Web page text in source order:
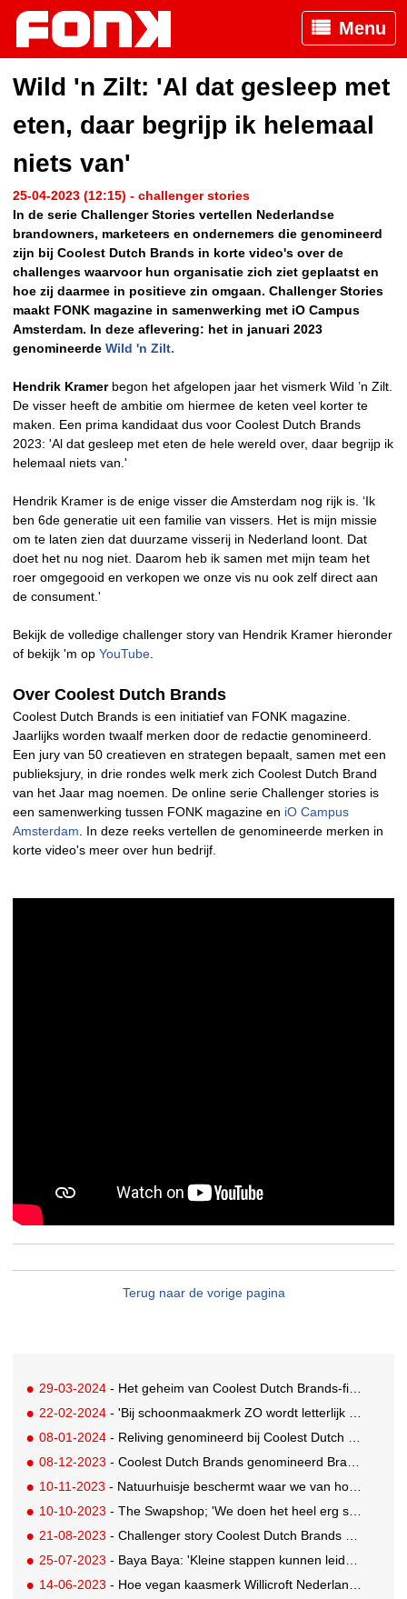
Menu
Wild 'n Zilt: 'Al dat gesleep met
eten, daar begrijp ik helemaal
niets van'
25-04-2023 (12:15) - challenger stories
In de serie Challenger Stories vertellen Nederlandse
brandowners, marketeers en ondernemers die genomineerd
zijn bij Coolest Dutch Brands in korte video's over de
challenges waarvoor hun organisatie zich ziet geplaatst en
hoe zij daarmee in positieve zin omgaan. Challenger Stories
maakt FONK magazine in samenwerking met iO Campus
Amsterdam. In deze aflevering: het in januari 2023
genomineerde Wild 'n Zilt.
Hendrik Kramer begon het afgelopen jaar het vismerk Wild ’n Zilt.
De visser heeft de ambitie om hiermee de keten veel korter te
maken. Een prima kandidaat dus voor Coolest Dutch Brands
2023: 'Al dat gesleep met eten de hele wereld over, daar begrijp ik
helemaal niets van.'
Hendrik Kramer is de enige visser die Amsterdam nog rijk is. ‘Ik
ben 6de generatie uit een familie van vissers. Het is mijn missie
om te laten zien dat duurzame visserij in Nederland loont. Dat
doet het nu nog niet. Daarom heb ik samen met mijn team het
roer omgegooid en verkopen we onze vis nu ook zelf direct aan
de consument.'
Bekijk de volledige challenger story van Hendrik Kramer hieronder
of bekijk 'm op YouTube
Over Coolest Dutch Brands
Coolest Dutch Brands is een initiatief van FONK magazine.
Jaarlijks worden twaalf merken door de redactie genomineerd.
Een jury van 50 creatieven en strategen bepaalt, samen met een
publieksjury, in drie rondes welk merk zich Coolest Dutch Brand
van het Jaar mag noemen. De online serie Challenger stories is
een samenwerking tussen FONK magazine en iO Campus
Amsterdam . In deze reeks vertellen de genomineerde merken in
korte video's meer over hun bedrijf.
Terug naar de vorige pagina
29-03-2024 - Het geheim van Coolest Dutch Brands-finalist Smyle
22-02-2024 - 'Bij schoonmaakmerk ZO wordt letterlijk niets verspild of weggegooid'
08-01-2024 - Reliving genomineerd bij Coolest Dutch Brands: 'Wij willen ons verhaal met de massa delen'
08-12-2023 - Coolest Dutch Brands genomineerd Brandt & Levie: 'Wij hebben geen makkelijk verhaal'
10-11-2023 - Natuurhuisje beschermt waar we van houden
10-10-2023 - The Swapshop; 'We doen het heel erg sàmen'
21-08-2023 - Challenger story Coolest Dutch Brands genomineerd Hands Off
25-07-2023 - Baya Baya: 'Kleine stappen kunnen leiden tot heel veel impact'
14-06-2023 - Hoe vegan kaasmerk Willicroft Nederland verovert